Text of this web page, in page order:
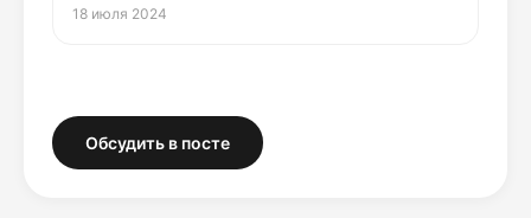
18 июля 2024
Обсудить в посте